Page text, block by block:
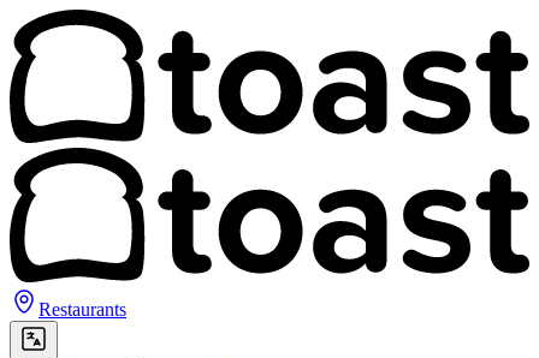
Restaurants